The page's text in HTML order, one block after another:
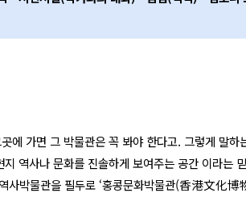
에 가면 그 박물관은 꼭 봐야 한다고. 그렇게 말하
역사나 문화를 진솔하게 보여주는 공간 이라는
사박물관을 필두로 ‘홍콩문화박물관(香港文化博